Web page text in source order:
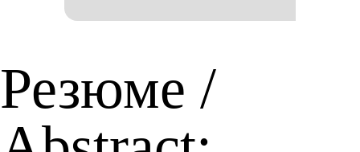
Резюме /